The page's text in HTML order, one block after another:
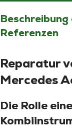
Referenzen
Reparatur
Mercedes
Die Rolle